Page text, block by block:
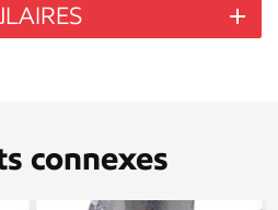
connexes